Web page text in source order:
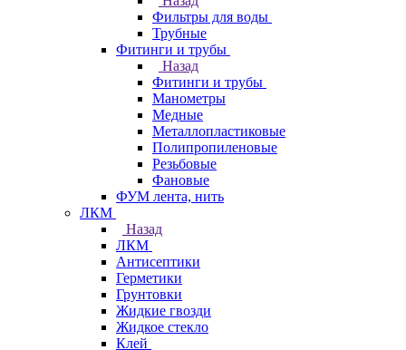
Фильтры для воды
Трубные
Фитинги и трубы
Назад
Фитинги и трубы
Манометры
Медные
Металлопластиковые
Полипропиленовые
Резьбовые
Фановые
ФУМ лента, нить
ЛКМ
Назад
ЛКМ
Антисептики
Герметики
Грунтовки
Жидкие гвозди
Жидкое стекло
Клей